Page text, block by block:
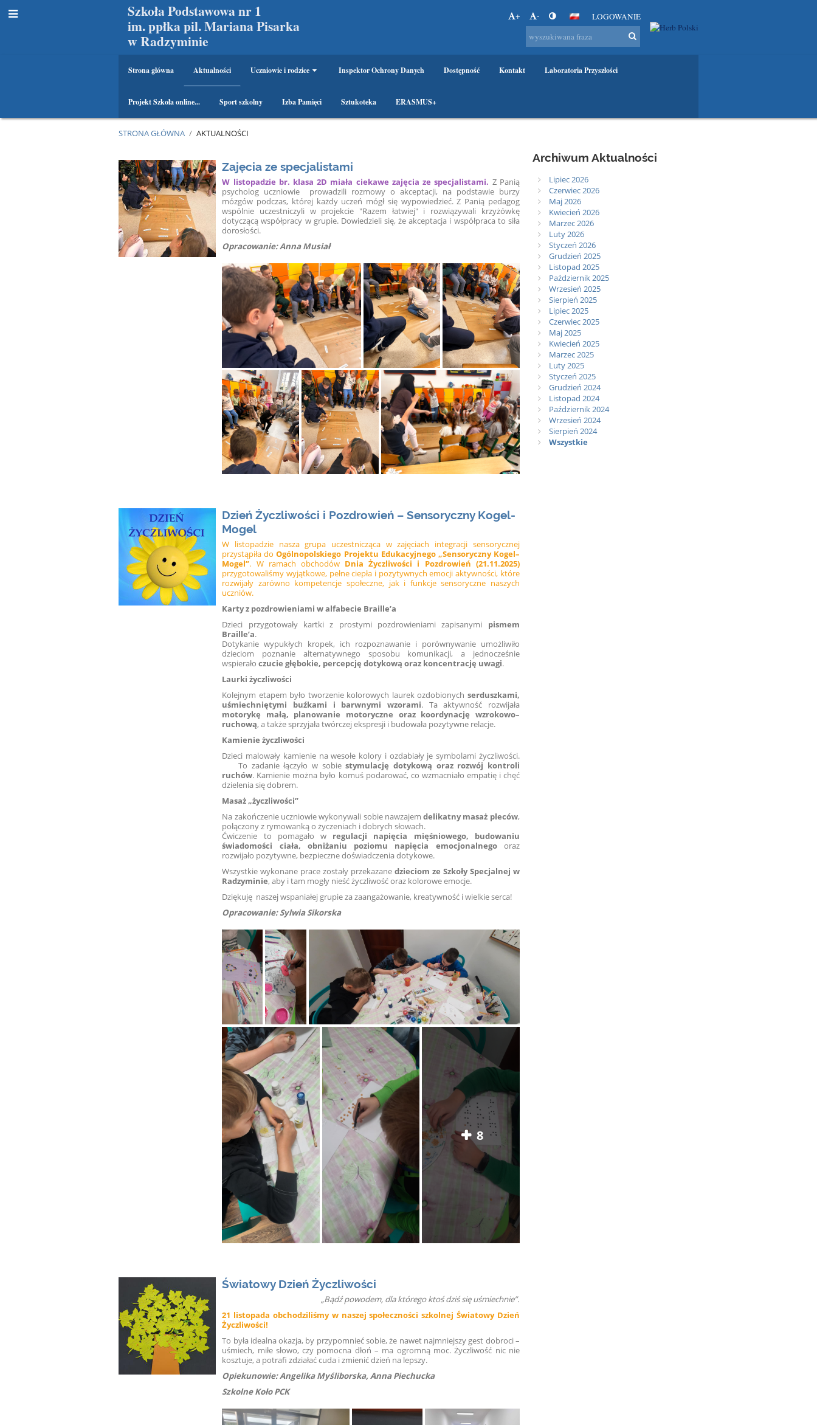
Szkoła Podstawowa nr 1
im. ppłka pil. Mariana Pisarka
w Radzyminie
+ - LOGOWANIE
Strona główna Aktualności Uczniowie i rodzice Inspektor Ochrony Danych Dostępność Kontakt Laboratoria Przyszłości
Projekt Szkoła online... Sport szkolny Izba Pamięci Sztukoteka ERASMUS+
STRONA GŁÓWNA / AKTUALNOŚCI
Aktualności
Zajęcia ze specjalistami
W listopadzie br. klasa 2D miała ciekawe zajęcia ze specjalistami. Z Panią
psycholog uczniowie prowadzili rozmowy o akceptacji, na podstawie burzy
mózgów podczas, której każdy uczeń mógł się wypowiedzieć. Z Panią pedagog
wspólnie uczestniczyli w projekcie "Razem łatwiej" i rozwiązywali krzyżówkę
dotyczącą współpracy w grupie. Dowiedzieli się, że akceptacja i współpraca to siła
dorosłości.
Opracowanie: Anna Musiał
Dzień Życzliwości i Pozdrowień – Sensoryczny Kogel-
Mogel
W listopadzie nasza grupa uczestnicząca w zajęciach integracji sensorycznej
przystąpiła doOgólnopolskiego Projektu Edukacyjnego „Sensoryczny Kogel–
Mogel”. W ramach obchodów Dnia Życzliwości i Pozdrowień (21.11.2025)
przygotowaliśmy wyjątkowe, pełne ciepła i pozytywnych emocji aktywności, które
rozwijały zarówno kompetencje społeczne, jak i funkcje sensoryczne naszych
uczniów.
Karty z pozdrowieniami w alfabecie Braille’a
Dzieci przygotowały kartki z prostymi pozdrowieniami zapisanymi pismem
Braille’a.
Dotykanie wypukłych kropek, ich rozpoznawanie i porównywanie umożliwiło
dzieciom poznanie alternatywnego sposobu komunikacji, a jednocześnie
wspierałoczucie głębokie, percepcję dotykową oraz koncentrację uwagi.
Laurki życzliwości
Kolejnym etapem było tworzenie kolorowych laurek ozdobionych serduszkami,
uśmiechniętymi buźkami i barwnymi wzorami. Ta aktywność rozwijała
motorykę małą, planowanie motoryczne oraz koordynację wzrokowo–
ruchową, a także sprzyjała twórczej ekspresji i budowała pozytywne relacje.
Kamienie życzliwości
Dzieci malowały kamienie na wesołe kolory i ozdabiały je symbolami życzliwości.
To zadanie łączyło w sobiestymulację dotykową oraz rozwój kontroli
ruchów. Kamienie można było komuś podarować, co wzmacniało empatię i chęć
dzielenia się dobrem.
Masaż „życzliwości”
Na zakończenie uczniowie wykonywali sobie nawzajemdelikatny masaż pleców,
połączony z rymowanką o życzeniach i dobrych słowach.
Ćwiczenie to pomagało w regulacji napięcia mięśniowego, budowaniu
świadomości ciała, obniżaniu poziomu napięcia emocjonalnegooraz
rozwijało pozytywne, bezpieczne doświadczenia dotykowe.
Wszystkie wykonane prace zostały przekazanedzieciom ze Szkoły Specjalnej w
Radzyminie, aby i tam mogły nieść życzliwość oraz kolorowe emocje.
Dziękuję naszej wspaniałej grupie za zaangażowanie, kreatywność i wielkie serca!
Opracowanie: Sylwia Sikorska
8
Światowy Dzień Życzliwości
„Bądź powodem, dla którego ktoś dziś się uśmiechnie”.
21 listopada obchodziliśmy w naszej społeczności szkolnej Światowy Dzień
Życzliwości!
To była idealna okazja, by przypomnieć sobie, że nawet najmniejszy gest dobroci –
uśmiech, miłe słowo, czy pomocna dłoń – ma ogromną moc. Życzliwość nic nie
kosztuje, a potrafi zdziałać cuda i zmienić dzień na lepszy.
Opiekunowie: Angelika Myśliborska, Anna Piechucka
Szkolne Koło PCK
Archiwum Aktualności
Lipiec 2026
Czerwiec 2026
Maj 2026
Kwiecień 2026
Marzec 2026
Luty 2026
Styczeń 2026
Grudzień 2025
Listopad 2025
Październik 2025
Wrzesień 2025
Sierpień 2025
Lipiec 2025
Czerwiec 2025
Maj 2025
Kwiecień 2025
Marzec 2025
Luty 2025
Styczeń 2025
Grudzień 2024
Listopad 2024
Październik 2024
Wrzesień 2024
Sierpień 2024
Wszystkie